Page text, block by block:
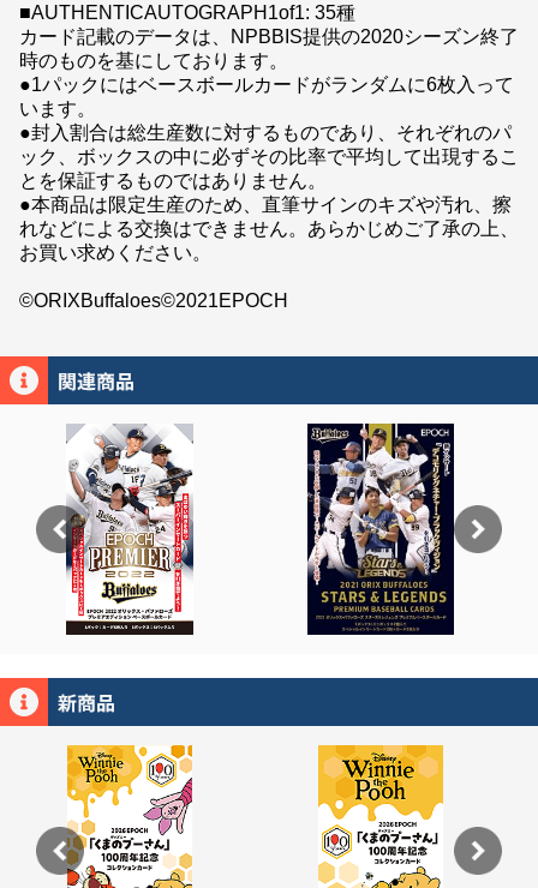
■AUTHENTICAUTOGRAPH1of1: 35種
カード記載のデータは、NPBBIS提供の2020シーズン終了
時のものを基にしております。
●1パックにはベースボールカードがランダムに6枚入って
います。
●封入割合は総生産数に対するものであり、それぞれのパ
ック、ボックスの中に必ずその比率で平均して出現するこ
とを保証するものではありません。
●本商品は限定生産のため、直筆サインのキズや汚れ、擦
れなどによる交換はできません。あらかじめご了承の上、
お買い求めください。
©ORIXBuffaloes©2021EPOCH